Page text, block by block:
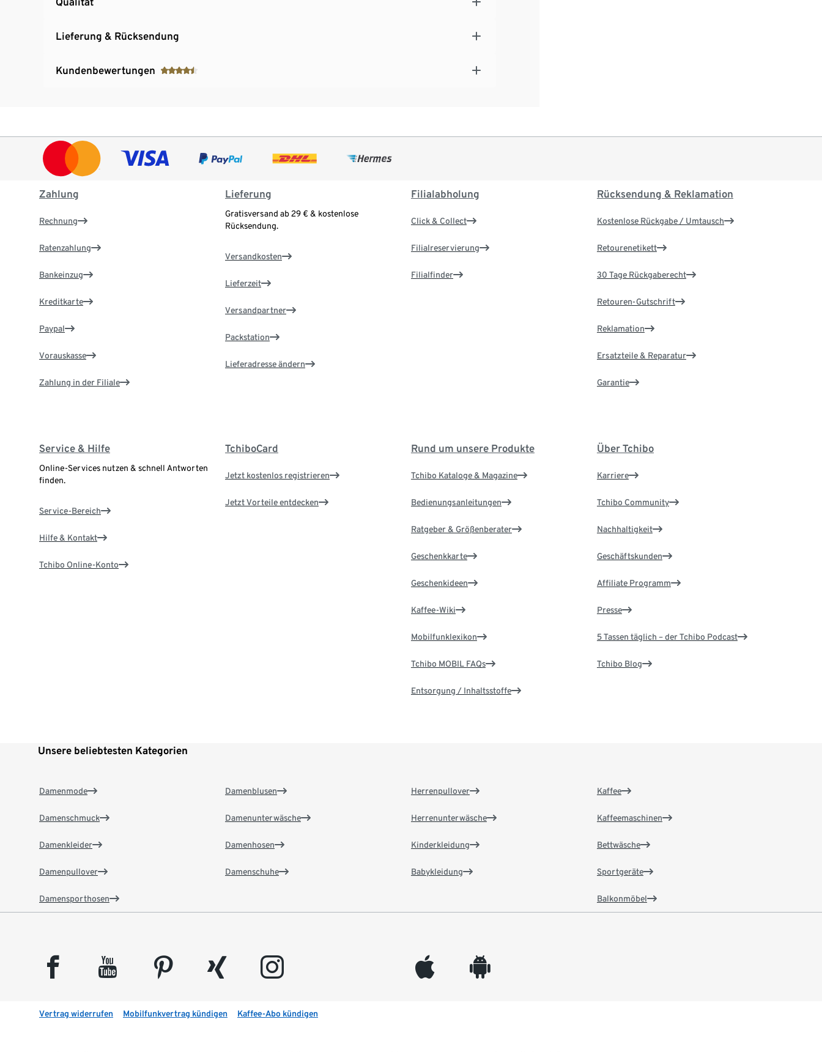
Lieferung & Rücksendung
Kundenbewertungen
Zahlung
Rechnung
Ratenzahlung
Bankeinzug
Kreditkarte
Paypal
Vorauskasse
Zahlung in der Filiale
Lieferung
Gratisversand ab 29 € & kostenlose
Rücksendung.
Versandkosten
Lieferzeit
Versandpartner
Packstation
Lieferadresse ändern
Filialabholung
Click & Collect
Filialreservierung
Filialfinder
Rücksendung & Reklamation
Kostenlose Rückgabe / Umtausch
Retourenetikett
30 Tage Rückgaberecht
Retouren-Gutschrift
Reklamation
Ersatzteile & Reparatur
Garantie
Service & Hilfe
Online-Services nutzen & schnell Antworten
finden.
Service-Bereich
Hilfe & Kontakt
Tchibo Online-Konto
TchiboCard
Jetzt kostenlos registrieren
Jetzt Vorteile entdecken
Rund um unsere Produkte
Tchibo Kataloge & Magazine
Bedienungsanleitungen
Ratgeber & Größenberater
Geschenkkarte
Geschenkideen
Kaffee-Wiki
Mobilfunklexikon
Tchibo MOBIL FAQs
Entsorgung / Inhaltsstoffe
Über Tchibo
Karriere
Tchibo Community
Nachhaltigkeit
Geschäftskunden
Affiliate Programm
Presse
5 Tassen täglich – der Tchibo Podcast
Tchibo Blog
Unsere beliebtesten Kategorien
Damenmode
Damenschmuck
Damenkleider
Damenpullover
Damensporthosen
Damenblusen
Damenunterwäsche
Damenhosen
Damenschuhe
Herrenpullover
Herrenunterwäsche
Kinderkleidung
Babykleidung
Kaffee
Kaffeemaschinen
Bettwäsche
Sportgeräte
Balkonmöbel
facebook youtube pinterest xing instagram appleinc android
Vertrag widerrufen Mobilfunkvertrag kündigen Kaffee-Abo kündigen